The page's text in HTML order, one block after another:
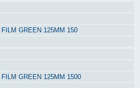
GREEN 125ММ 150
GREEN 125ММ 1500